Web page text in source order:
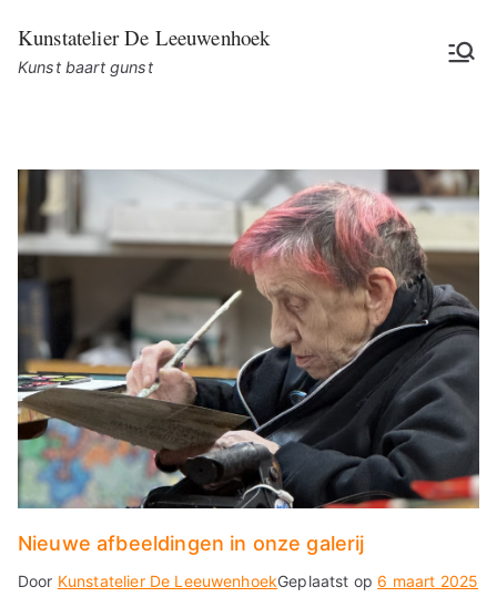
naar
de
Kunstatelier De Leeuwenhoek
Kunst baart gunst
Nieuwe afbeeldingen in onze galerij
Door Kunstatelier De LeeuwenhoekGeplaatst op 6 maart 2025